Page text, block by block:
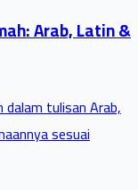
Arab, Latin &
dalam tulisan Arab,
sesuai